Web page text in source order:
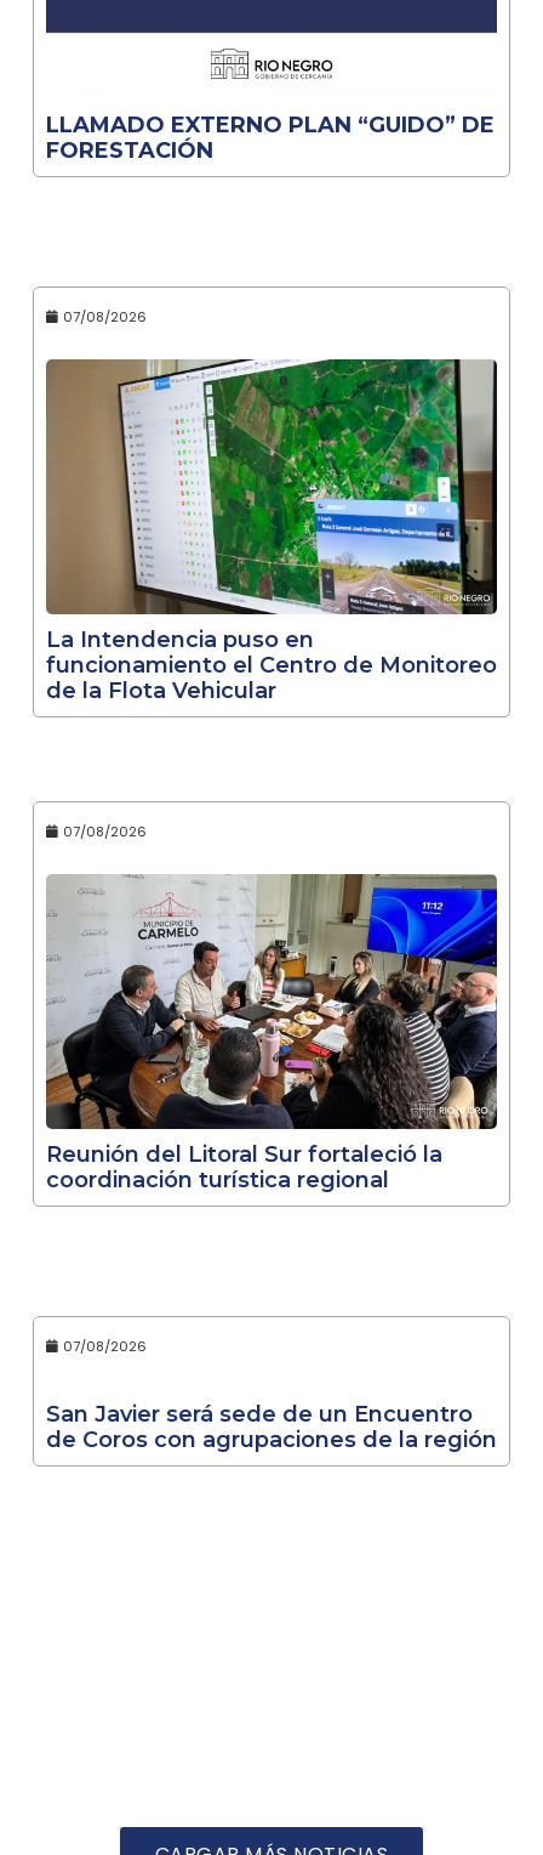
LLAMADO EXTERNO PLAN “GUIDO” DE
FORESTACIÓN
07/08/2026
La Intendencia puso en
funcionamiento el Centro de Monitoreo
de la Flota Vehicular
07/08/2026
Reunión del Litoral Sur fortaleció la
coordinación turística regional
07/08/2026
San Javier será sede de un Encuentro
de Coros con agrupaciones de la región